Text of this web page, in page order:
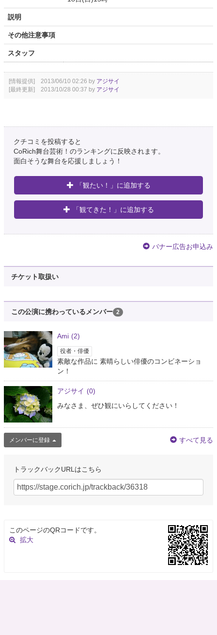
説明
その他注意事項
スタッフ
[情報提供] 2013/06/10 02:26 by アジサイ
[最終更新] 2013/10/28 00:37 by アジサイ
クチコミを投稿すると
CoRich舞台芸術！のランキングに反映されます。
面白そうな舞台を応援しましょう！
「観たい！」に追加する
「観てきた！」に追加する
バナー広告お申込み
チケット取扱い
この公演に携わっているメンバー 2
Ami (2)
役者・俳優
素敵な作品に 素晴らしい俳優のコンビネーショ
ン！
アジサイ (0)
みなさま、ぜひ観にいらしてください！
メンバーに登録 すべて見る
トラックバックURLはこちら
このページのQRコードです。
拡大